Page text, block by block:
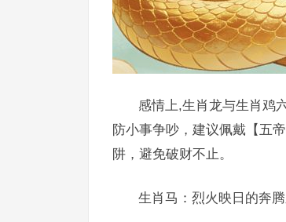
感情上,生肖龙与生肖鸡
防小事争吵，建议佩戴【五
阱，避免破财不止。
生肖马：烈火映日的奔